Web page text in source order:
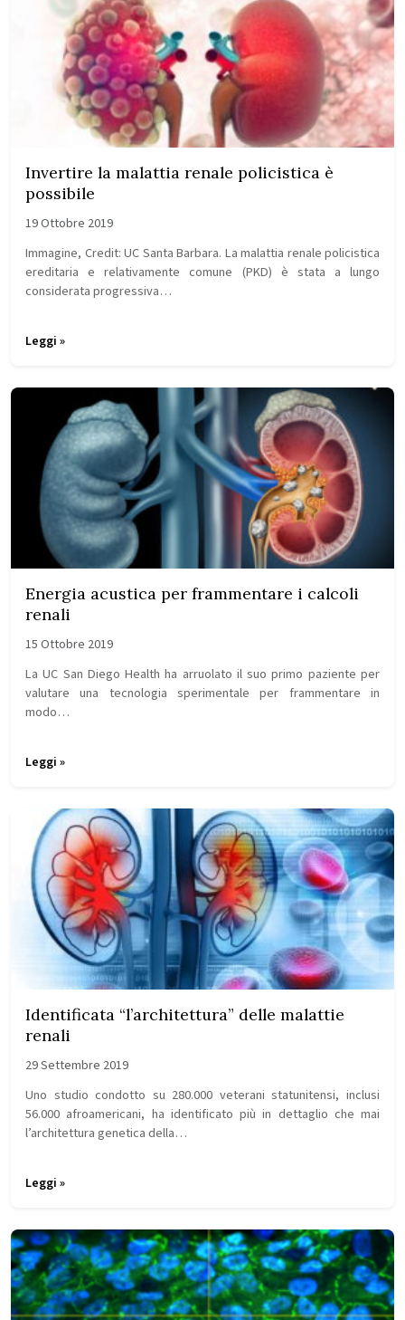
Invertire la malattia renale policistica è
possibile
19 Ottobre 2019
Immagine, Credit: UC Santa Barbara. La malattia renale policistica
ereditaria e relativamente comune (PKD) è stata a lungo
considerata progressiva…
Leggi »
Energia acustica per frammentare i calcoli
renali
15 Ottobre 2019
La UC San Diego Health ha arruolato il suo primo paziente per
valutare una tecnologia sperimentale per frammentare in
modo…
Leggi »
Identificata “l’architettura” delle malattie
renali
29 Settembre 2019
Uno studio condotto su 280.000 veterani statunitensi, inclusi
56.000 afroamericani, ha identificato più in dettaglio che mai
l’architettura genetica della…
Leggi »